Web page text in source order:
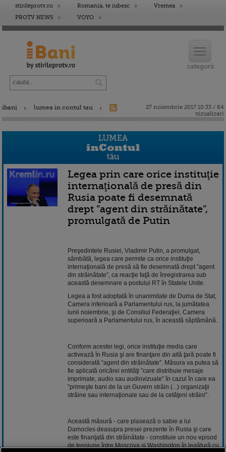
stirileprotv.ro Romania, te iubesc
Vremea
PROTV NEWS
VOYO
ibani lumea in contul tau
27 noiembrie 2017 10:33 / 84
vizualizari
Legea prin care orice instituţie
internaţională de presă din
Rusia poate fi desemnată
drept ”agent din străinătate”,
promulgată de Putin
Preşedintele Rusiei, Vladimir Putin, a promulgat,
sâmbătă, legea care permite ca orice instituţie
internaţională de presă să fie desemnată drept ”agent
din străinătate”, ca reacţie faţă de înregistrarea sub
această desemnare a postului RT în Statele Unite.
Legea a fost adoptată în unanimitate de Duma de Stat,
Camera inferioară a Parlamentului rus, la jumătatea
lunii noiembrie, şi de Consiliul Federaţiei, Camera
superioară a Parlamentului rus, în această săptămână.
Conform acestei legi, orice instituţie media care
activează în Rusia şi are finanţare din altă ţară poate fi
considerată “agent din străinătate”. Măsura va putea să
fie aplicată oricărei entităţi ”care distribuie mesaje
imprimate, audio sau audiovizuale” în cazul în care ea
”primeşte bani de la un Guvern străin (...) organizaţii
străine sau internaţionale sau de la cetăţeni străini”.
Această măsură - care plasează o sabie a lui
Damocles deasupra presei prezente în Rusia şi care
este finanţată din străinătate - constituie un nou episod
de tensiune între Moscova şi Washington în legătură cu